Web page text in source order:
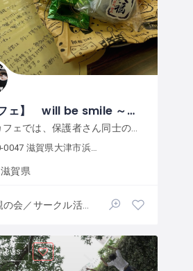
【親カフェ】 will be smile ～不登校から多様な学びを考える親の会＠大津
賀県大津市浜大津４丁目１ 大津市ふれあいプラザ
滋賀県